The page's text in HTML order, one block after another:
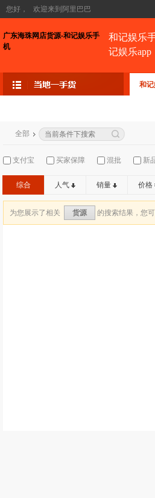
您好， 欢迎来到阿里巴巴
广东海珠网店货源-和记娱乐手
机
和记娱乐
记娱乐app
和
全部
支付宝 买家保障 混批 新
综合 人气 销量 价格
为您展示了相关 货源 的搜索结果，您